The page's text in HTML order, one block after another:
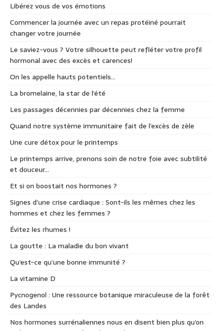
Libérez vous de vos émotions
Commencer la journée avec un repas protéiné pourrait
changer votre journée
Le saviez-vous ? Votre silhouette peut refléter votre profil
hormonal avec des excès et carences!
On les appelle hauts potentiels…
La bromelaine, la star de l’été
Les passages décennies par décennies chez la femme
Quand notre système immunitaire fait de l’excès de zèle
Une cure détox pour le printemps
Le printemps arrive, prenons soin de notre foie avec subtilité
et douceur…
Et si on boostait nos hormones ?
Signes d’une crise cardiaque : Sont-ils les mêmes chez les
hommes et chez les femmes ?
Évitez les rhumes !
La goutte : La maladie du bon vivant
Qu’est-ce qu’une bonne immunité ?
La vitamine D
Pycnogenol : Une ressource botanique miraculeuse de la forêt
des Landes
Nos hormones surrénaliennes nous en disent bien plus qu’on